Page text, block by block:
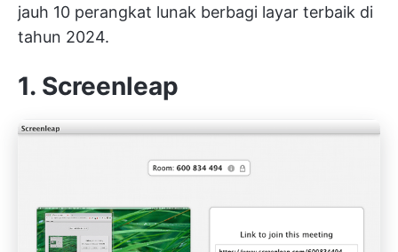
jauh 10 perangkat lunak berbagi layar terbaik di
tahun 2024.
1. Screenleap